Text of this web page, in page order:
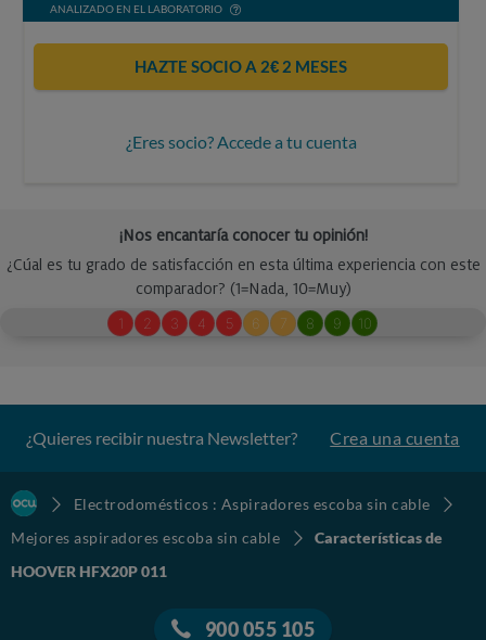
ANALIZADO EN EL LABORATORIO
HAZTE SOCIO A 2€ 2 MESES
¿Eres socio? Accede a tu cuenta
¿Quieres recibir nuestra Newsletter? Crea una cuenta
Electrodomésticos : Aspiradores escoba sin cable
Mejores aspiradores escoba sin cable
Características de
HOOVER HFX20P 011
900 055 105